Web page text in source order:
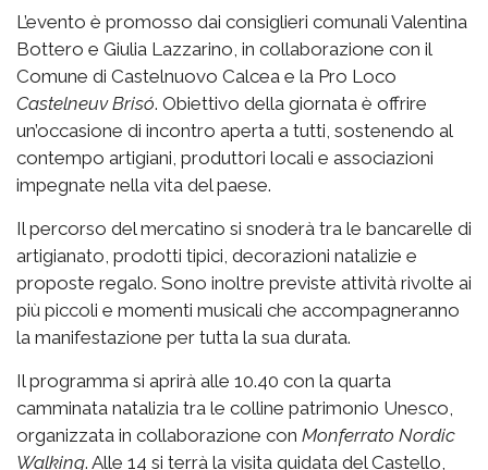
L’evento è promosso dai consiglieri comunali Valentina
Bottero e Giulia Lazzarino, in collaborazione con il
Comune di Castelnuovo Calcea e la Pro Loco
Castelneuv Brisó. Obiettivo della giornata è offrire
un’occasione di incontro aperta a tutti, sostenendo al
contempo artigiani, produttori locali e associazioni
impegnate nella vita del paese.
Il percorso del mercatino si snoderà tra le bancarelle di
artigianato, prodotti tipici, decorazioni natalizie e
proposte regalo. Sono inoltre previste attività rivolte ai
più piccoli e momenti musicali che accompagneranno
la manifestazione per tutta la sua durata.
Il programma si aprirà alle 10.40 con la quarta
camminata natalizia tra le colline patrimonio Unesco,
organizzata in collaborazione con Monferrato Nordic
Walking. Alle 14 si terrà la visita guidata del Castello,